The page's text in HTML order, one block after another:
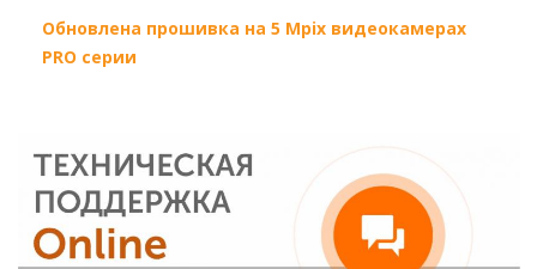
Обновлена прошивка на 5 Mpix видеокамерах
PRO серии